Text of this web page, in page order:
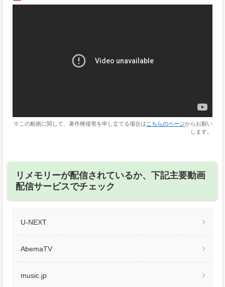
※この動画に関して、著作権侵害を申し立てる場合は こちらのページからお願い
します。
リメモリーが配信されているか、下記主要動画
配信サービスでチェック
U-NEXT
AbemaTV
music.jp